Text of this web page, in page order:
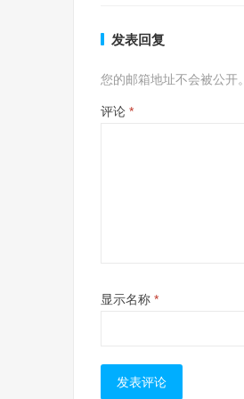
发表回复
您的邮箱地址不会被公开。
评论 *
显示名称 *